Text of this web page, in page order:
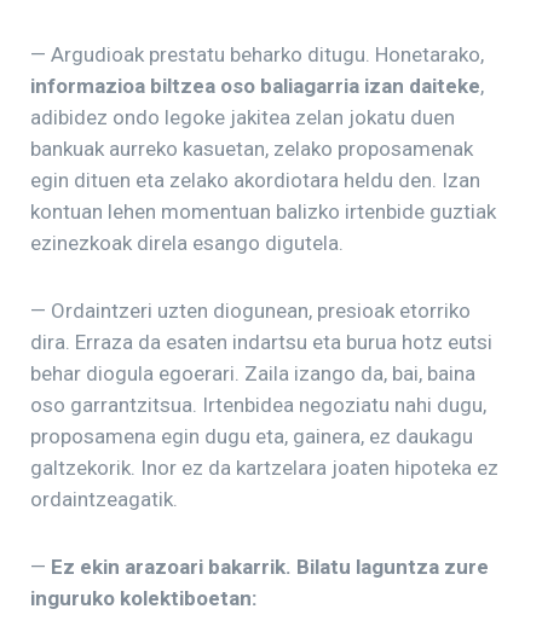
— Argudioak prestatu beharko ditugu. Honetarako,
informazioa biltzea oso baliagarria izan daiteke,
adibidez ondo legoke jakitea zelan jokatu duen
bankuak aurreko kasuetan, zelako proposamenak
egin dituen eta zelako akordiotara heldu den. Izan
kontuan lehen momentuan balizko irtenbide guztiak
ezinezkoak direla esango digutela.
— Ordaintzeri uzten diogunean, presioak etorriko
dira. Erraza da esaten indartsu eta burua hotz eutsi
behar diogula egoerari. Zaila izango da, bai, baina
oso garrantzitsua. Irtenbidea negoziatu nahi dugu,
proposamena egin dugu eta, gainera, ez daukagu
galtzekorik. Inor ez da kartzelara joaten hipoteka ez
ordaintzeagatik.
— Ez ekin arazoari bakarrik. Bilatu laguntza zure
inguruko kolektiboetan: